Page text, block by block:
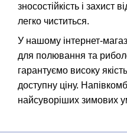
зносостійкість і захист
легко чиститься.
У нашому інтернет-
для полювання та
гарантуємо високу
доступну ціну.
найсуворіших зимових